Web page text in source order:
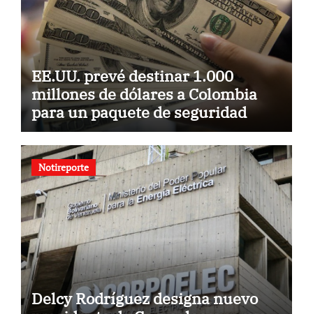
EE.UU. prevé destinar 1.000
millones de dólares a Colombia
para un paquete de seguridad
Notireporte
Delcy Rodríguez designa nuevo